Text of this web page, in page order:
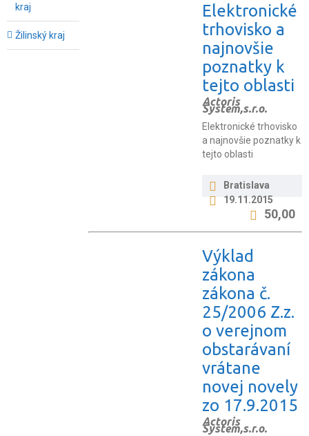
Elektronické
trhovisko a
najnovšie
poznatky k
tejto oblasti
Actoris
System,s.r.o.
Elektronické trhovisko
a najnovšie poznatky k
tejto oblasti
Bratislava
19.11.2015
50,00
Výklad
zákona
zákona č.
25/2006 Z.z.
o verejnom
obstarávaní
vrátane
novej novely
zo 17.9.2015
Actoris
System,s.r.o.
kraj
Žilinský kraj